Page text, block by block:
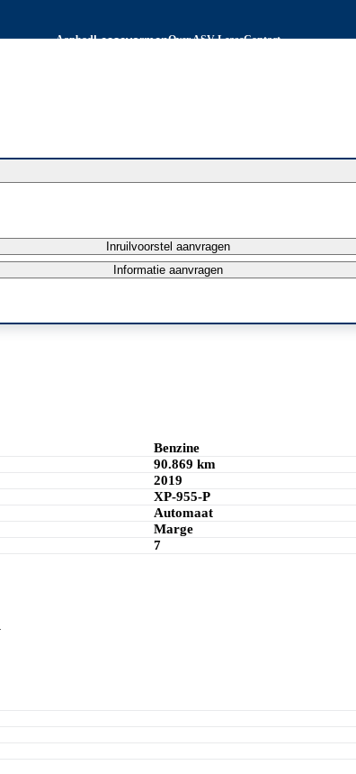
AanbodLeasevormenOver ASV LeaseContact
Inruilvoorstel aanvragen
Informatie aanvragen
Benzine
90.869 km
2019
XP-955-P
Automaat
Marge
7